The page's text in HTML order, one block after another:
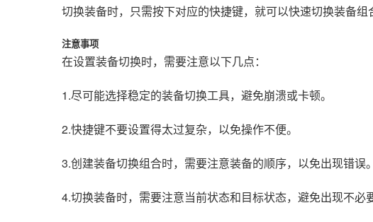
切换装备时，只需按下对应的快捷键，就可以快速切换装备组
注意事项
在设置装备切换时，需要注意以下几点：
1.尽可能选择稳定的装备切换工具，避免崩溃或卡顿。
2.快捷键不要设置得太过复杂，以免操作不便。
3.创建装备切换组合时，需要注意装备的顺序，以免出现错误。
4.切换装备时，需要注意当前状态和目标状态，避免出现不必